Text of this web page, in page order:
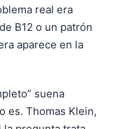
real era
B12 o un patrón
aparece en la
suena
es. Thomas Klein,